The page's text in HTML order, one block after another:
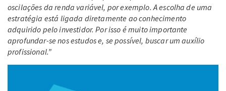
oscilações da renda variável, por exemplo. A escolha de uma
estratégia está ligada diretamente ao conhecimento
adquirido pelo investidor. Por isso é muito importante
aprofundar-se nos estudos e, se possível, buscar um auxílio
profissional.”